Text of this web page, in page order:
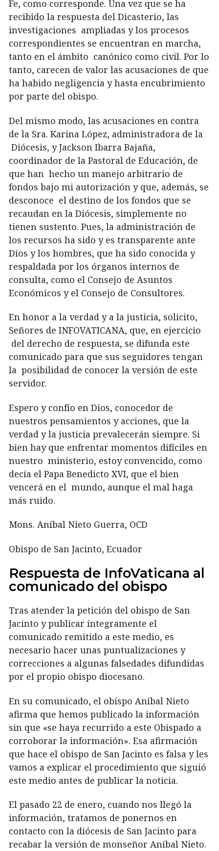
Fe, como corresponde. Una vez que se ha
recibido la respuesta del Dicasterio, las
investigaciones ampliadas y los procesos
correspondientes se encuentran en marcha,
tanto en el ámbito canónico como civil. Por lo
tanto, carecen de valor las acusaciones de que
ha habido negligencia y hasta encubrimiento
por parte del obispo.
Del mismo modo, las acusaciones en contra
de la Sra. Karina López, administradora de la
Diócesis, y Jackson Ibarra Bajaña,
coordinador de la Pastoral de Educación, de
que han hecho un manejo arbitrario de
fondos bajo mi autorización y que, además, se
desconoce el destino de los fondos que se
recaudan en la Diócesis, simplemente no
tienen sustento. Pues, la administración de
los recursos ha sido y es transparente ante
Dios y los hombres, que ha sido conocida y
respaldada por los órganos internos de
consulta, como el Consejo de Asuntos
Económicos y el Consejo de Consultores.
En honor a la verdad y a la justicia, solicito,
Señores de INFOVATICANA, que, en ejercicio
del derecho de respuesta, se difunda este
comunicado para que sus seguidores tengan
la posibilidad de conocer la versión de este
servidor.
Espero y confío en Dios, conocedor de
nuestros pensamientos y acciones, que la
verdad yla justicia prevalecerán siempre. Si
bien hay que enfrentar momentos difíciles en
nuestro ministerio, estoy convencido, como
decía el Papa Benedicto XVI, que el bien
vencerá en el mundo, aunque el mal haga
más ruido.
Mons. Aníbal Nieto Guerra, OCD
Obispo de San Jacinto, Ecuador
Respuesta de InfoVaticana al
comunicado del obispo
Tras atender la petición del obispo de San
Jacinto y publicar íntegramente el
comunicado remitido a este medio, es
necesario hacer unas puntualizaciones y
correcciones a algunas falsedades difundidas
por el propio obispo diocesano.
En su comunicado, el obispo Aníbal Nieto
afirma que hemos publicado la información
sin que «se haya recurrido a este Obispado a
corroborar la información». Esa afirmación
que hace el obispo de San Jacinto es falsa y les
vamos a explicar el procedimiento que siguió
este medio antes de publicar la noticia.
El pasado 22 de enero, cuando nos llegó la
información, tratamos de ponernos en
contacto con la diócesis de San Jacinto para
recabar la versión de monseñor Aníbal Nieto.